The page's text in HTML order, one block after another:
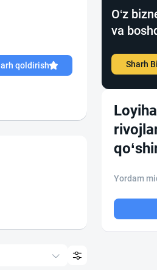
qoldirish
O‘z
va
Sharh
Loyiha
Yordam